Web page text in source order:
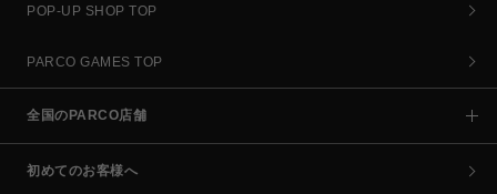
POP-UP SHOP TOP
PARCO GAMES TOP
全国のPARCO店舗
初めてのお客様へ